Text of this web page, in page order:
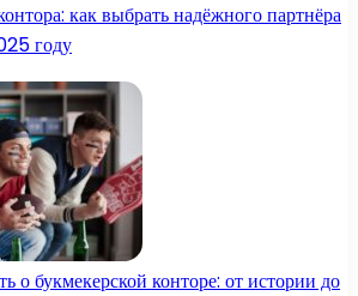
как выбрать надёжного партнёра
году
о букмекерской конторе: от истории до